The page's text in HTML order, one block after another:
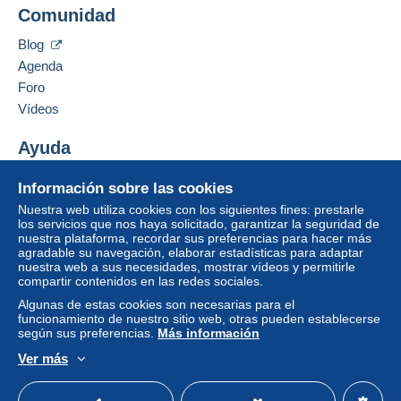
proporcionados por Delcampe en la página "
compras: A pagar
Un pago que no pase por
vendedor al comprador. Una compra no pagada
comprador.
cláusulas relativas al pago, estas se considerarán
nulas. Las condiciones de pago de la página web
Delcampe, tal y como se definen en las
condiciones de uso, son las únicas aplicables.
Las compras deben pagarse en un plazo de14
del vendedor.
Garantía:
Derecho de retracto
cargo del comprador.
21 RUE JEAN LACOSTE
10000
Añadir ese vendedor a los favoritos
Ocultar los objetos de este vendedor
Información sobre las cookies
Nuestra web utiliza cookies con los siguientes fines: prestarle
los servicios que nos haya solicitado, garantizar la seguridad de
nuestra plataforma, recordar sus preferencias para hacer más
agradable su navegación, elaborar estadísticas para adaptar
nuestra web a sus necesidades, mostrar vídeos y permitirle
compartir contenidos en las redes sociales.
Algunas de estas cookies son necesarias para el
funcionamiento de nuestro sitio web, otras pueden establecerse
según sus preferencias. Más información
Ver más
Comunidad
Blog
Agenda
Foro
Vídeos
Ayuda
Comprar en Delcampe
Vender en Delcampe
Una página securizada